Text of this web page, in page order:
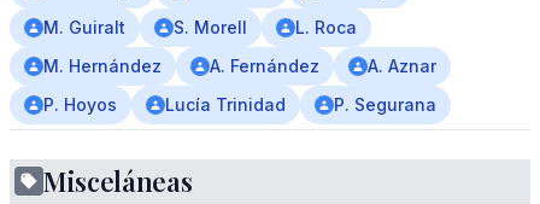
M. Guiralt
S. Morell
L. Roca
M. Hernández
A. Fernández
A. Aznar
P. Hoyos
Lucía Trinidad P. Segurana
Misceláneas